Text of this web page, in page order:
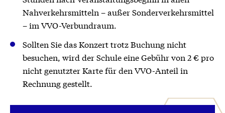
Nahverkehrsmitteln – außer Sonderverkehrsmittel
– im VVO-Verbundraum.
Sollten Sie das Konzert trotz Buchung nicht
besuchen, wird der Schule eine Gebühr von 2 € pro
nicht genutzter Karte für den VVO-Anteil in
Rechnung gestellt.